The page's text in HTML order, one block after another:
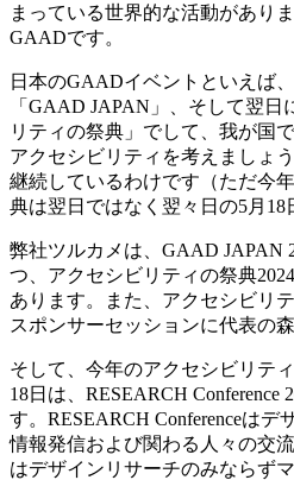
まっている世界的な活動があり
GAADです。
日本のGAADイベントといえば
「GAAD JAPAN」、そして翌
リティの祭典」でして、我が国
アクセシビリティを考えましょ
継続しているわけです（ただ今
典は翌日ではなく翌々日の5月18
弊社ツルカメは、GAAD JAPAN
つ、アクセシビリティの祭典
あります。また、アクセシビリ
スポンサーセッションに代表の
そして、今年のアクセシビリテ
18日は、RESEARCH Conference
す。RESEARCH Conferenceはデ
情報発信および関わる人々の交
はデザインリサーチのみならず